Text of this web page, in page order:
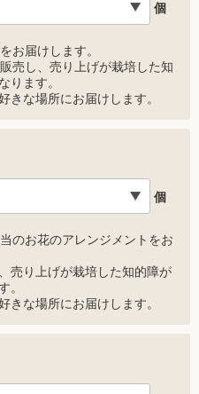
個
お届けします。
売し、売り上げが栽培した知
ります。
な場所にお届けします。
個
のお花のアレンジメントをお
売り上げが栽培した知的障が
。
な場所にお届けします。